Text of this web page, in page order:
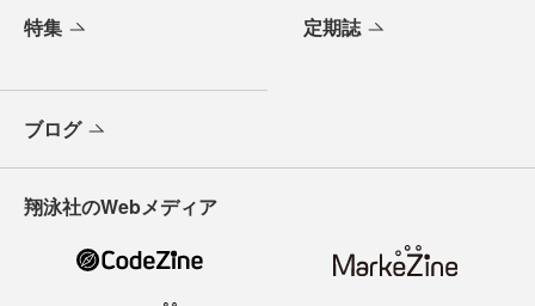
特集 定期誌
ブログ
翔泳社のWebメディア